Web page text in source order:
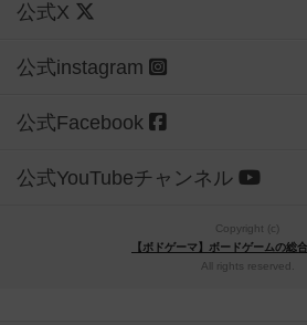
公式X
公式instagram
公式Facebook
公式YouTubeチャンネル
Copyright (c)
【ボドゲーマ】ボードゲームの総
All rights reserved.